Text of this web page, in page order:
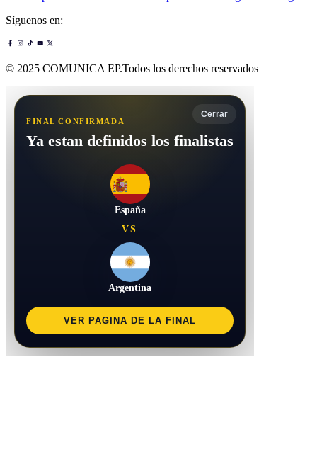
Síguenos en:
© 2025 COMUNICA EP.Todos los derechos reservados
Cerrar
FINAL CONFIRMADA
Ya estan definidos los finalistas
España
VS
Argentina
VER PAGINA DE LA FINAL